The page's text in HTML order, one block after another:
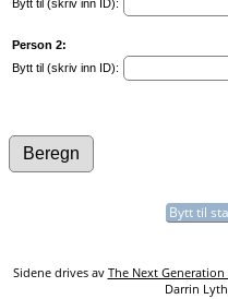
Bytt til (skriv inn ID):
Person 2:
Bytt til (skriv inn ID):
Bytt til
Sidene drives av The Next
Darrin